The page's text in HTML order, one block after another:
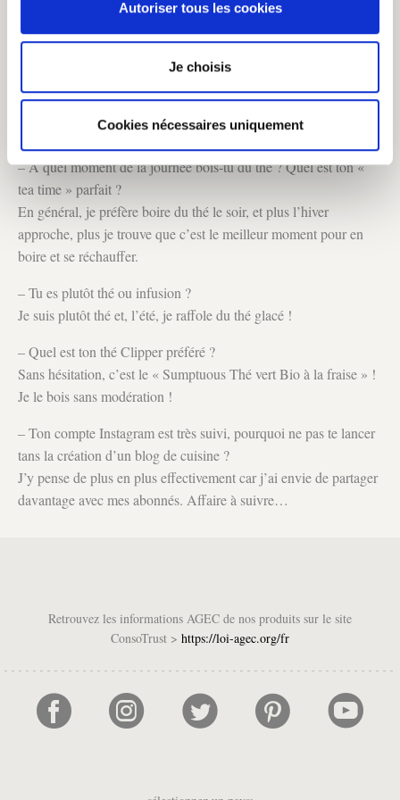
Autoriser tous les cookies
Je choisis
Cookies nécessaires uniquement
Les wraps sont ma spécialité, je les revisite de mille façons. Ma
ciboulette, sauce soja et citron vert, un délice !
– A quel moment de la journée bois-tu du thé ? Quel est ton «
tea time » parfait ?
En général, je préfère boire du thé le soir, et plus l’hiver
approche, plus je trouve que c’est le meilleur moment pour en
boire et se réchauffer.
– Tu es plutôt thé ou infusion ?
Je suis plutôt thé et, l’été, je raffole du thé glacé !
– Quel est ton thé Clipper préféré ?
Sans hésitation, c’est le « Sumptuous Thé vert Bio à la fraise » !
Je le bois sans modération !
– Ton compte Instagram est très suivi, pourquoi ne pas te lancer
tans la création d’un blog de cuisine ?
J’y pense de plus en plus effectivement car j’ai envie de partager
davantage avec mes abonnés. Affaire à suivre…
Retrouvez les informations AGEC de nos produits sur le site
ConsoTrust > https://loi-agec.org/fr